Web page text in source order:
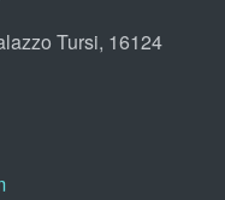
Tursi, 16124